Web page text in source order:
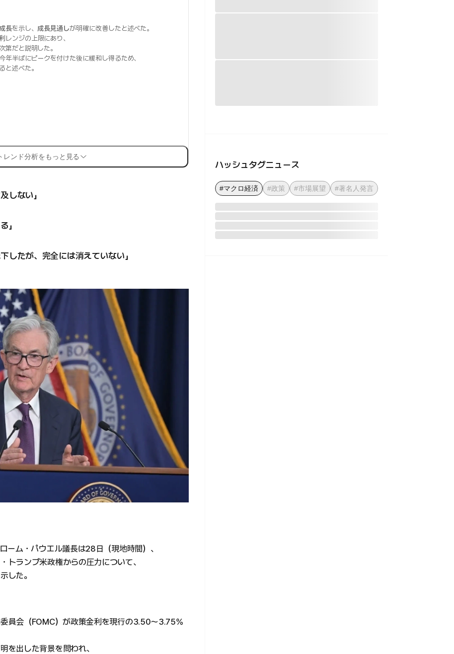
長を示し、 成長見通しが明確に改善したと述べた。
レンジの上限にあり、
次第だと説明した。
年半ばにピークを付けた後に緩和し得るため、
と述べた。
レンド分析をもっと見る
しない」
」
したが、完全には消えていない」
ーム・パウエル議長は28日（現地時間）、
トランプ米政権からの圧力について、
した。
員会（FOMC）が政策金利を現行の3.50〜3.75%
を出した背景を問われ、
ハッシュタグニュース
#マクロ経済 #政策 #市場展望 #著名人発言